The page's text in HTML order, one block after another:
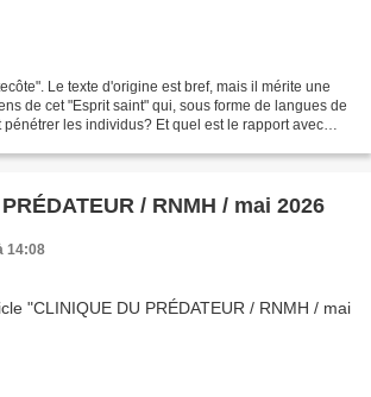
Le texte d'origine est bref, mais il mérite une
de cet "Esprit saint" qui, sous forme de langues de
les individus? Et quel est le rapport avec
/ RNMH / mai 2026
14:08